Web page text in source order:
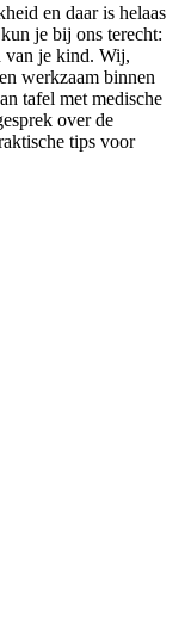
en daar is helaas
je bij ons terecht:
van je kind. Wij,
werkzaam binnen
tafel met medische
over de
tips voor